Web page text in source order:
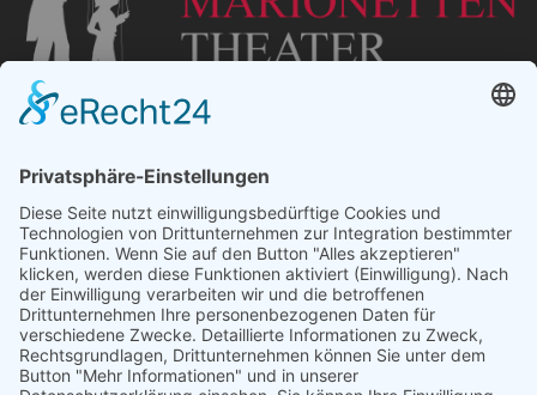
„Staubsches Haus“
Untere Sandstraße 30
96049 Bamberg
Tel: +49 (0) 951 67600